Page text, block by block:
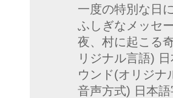
一度の特別な日
ふしぎなメッセ
夜、村に起こる
リジナル言語)
ウンド(オリジナ
音声方式) 日本